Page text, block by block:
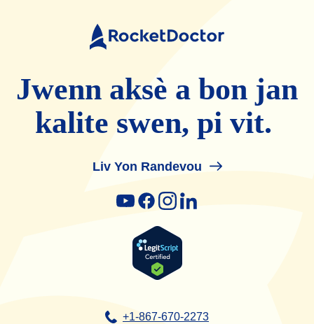
Doktè
+1-867-670-2273
Jwenn aksè a bon jan
kalite swen, pi vit.
Liv Yon Randevou
youtubefacebookinstagram
linkedin